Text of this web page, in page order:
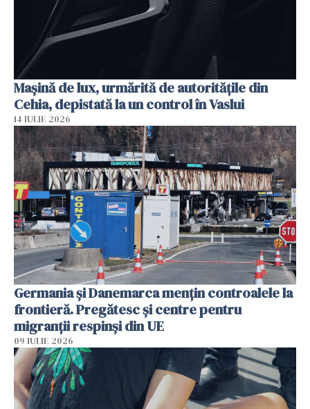
Mașină de lux, urmărită de autoritățile din
Cehia, depistată la un control în Vaslui
14 IULIE 2026
Germania și Danemarca mențin controalele la
frontieră. Pregătesc și centre pentru
migranții respinși din UE
09 IULIE 2026